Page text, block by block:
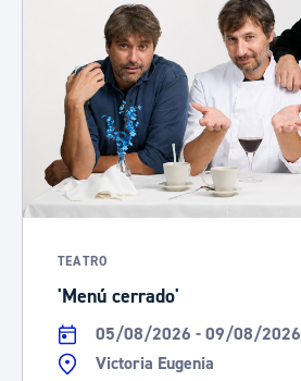
TEATRO
'Menú cerrado'
05/08/2026 - 09/08/2026
Victoria Eugenia